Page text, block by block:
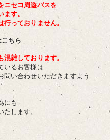
ニセコ周遊バスを
す。
っておりません。
ちら
混雑しております。
いるお客様は
問い合わせいただきますよう
にも
します。